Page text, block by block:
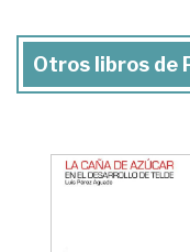
Otros libros de